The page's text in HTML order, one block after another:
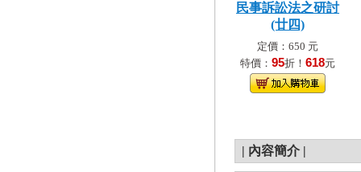
民事訴訟法之研討
(廿四)
定價：650 元
特價： 95折！ 618元
| 內容簡介 |